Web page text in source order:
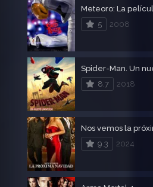
Meteoro: La
5
2008
Spider-Man. Un
8.7
2018
Nos vemos la
9.3
2024